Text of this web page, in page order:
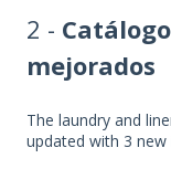
2 -
mejorados
The laundry and
updated with 3